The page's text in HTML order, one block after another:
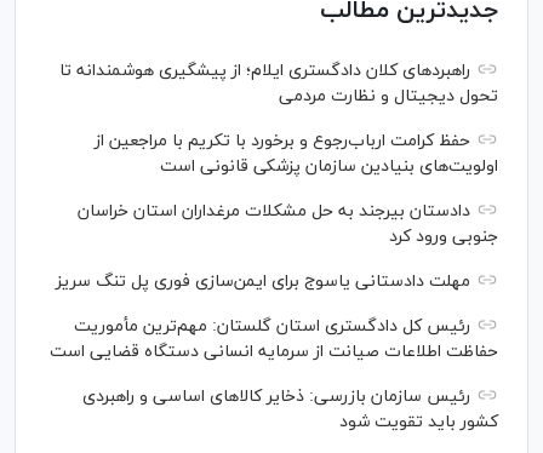
جدیدترین مطالب
راهبرد‌های کلان دادگستری ایلام؛ از پیشگیری هوشمندانه تا
تحول دیجیتال و نظارت مردمی
حفظ کرامت ارباب‌رجوع و برخورد با تکریم با مراجعین از
اولویت‌های بنیادین سازمان پزشکی قانونی است
دادستان بیرجند به حل مشکلات مرغداران استان خراسان
جنوبی ورود کرد
مهلت دادستانی یاسوج برای ایمن‌سازی فوری پل تنگ سریز
رئیس کل دادگستری استان گلستان: مهم‌ترین مأموریت
حفاظت اطلاعات صیانت از سرمایه انسانی دستگاه قضایی است
رئیس سازمان بازرسی: ذخایر کالاهای اساسی و راهبردی
کشور باید تقویت شود